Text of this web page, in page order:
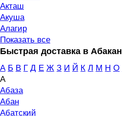
Акташ
Акуша
Алагир
Показать все
Быстрая доставка в Абакан
А Б В Г Д Е Ж З И Й К Л М Н О
А
Абаза
Абан
Абатский